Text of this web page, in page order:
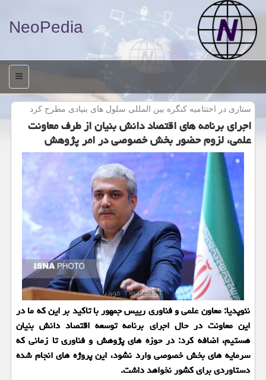
NeoPedia
منو
ستاری در اختتامیه كنگره بین المللی سلول های بنیادی مطرح كرد
اجرای برنامه های اقتصاد دانش بنیان از طرف معاونت
علمی، لزوم حضور بخش خصوصی در امر پژوهش
نئوپدیا: معاون علمی و فناوری رییس جمهور با تاكید بر این كه ما در
این معاونت در حال اجرای برنامه توسعه اقتصاد دانش بنیان
هستیم، اضافه كرد: در حوزه های پژوهش و فناوری تا زمانی كه
سرمایه های بخش خصوصی وارد نشود، این پروژه های انجام شده
دستاوردی برای كشور نخواهد داشت.